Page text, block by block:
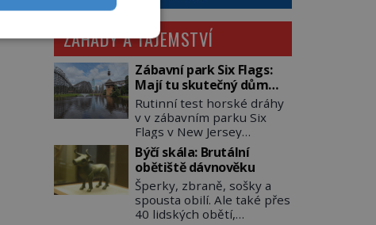
ZÁHADY A TAJEMSTVÍ
Zábavní park Six Flags:
Mají tu skutečný dům
hrůzy!
Rutinní test horské dráhy
v v zábavním parku Six
Flags v New Jersey
dopadne 16. srpna 1981
katastrofou. 20letý technik
Scott Tyler se zřítí na zem!
Zranění jsou neslučitelná
se životem. „Nepoužil
bezpečnostní zábranu,“
Býčí skála: Brutální
obětiště dávnověku
Šperky, zbraně, sošky a
spousta obilí. Ale také přes
40 lidských obětí,